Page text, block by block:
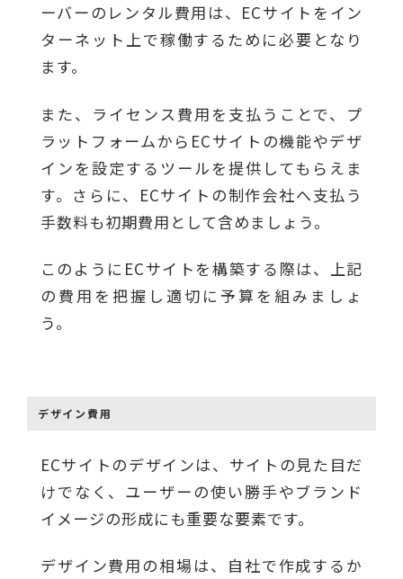
ーバーのレンタル費用は、ECサイトをイン
ターネット上で稼働するために必要となり
ます。
また、ライセンス費用を支払うことで、プ
ラットフォームからECサイトの機能やデザ
インを設定するツールを提供してもらえま
す。さらに、ECサイトの制作会社へ支払う
手数料も初期費用として含めましょう。
このようにECサイトを構築する際は、上記
の費用を把握し適切に予算を組みましょ
う。
デザイン費用
ECサイトのデザインは、サイトの見た目だ
けでなく、ユーザーの使い勝手やブランド
イメージの形成にも重要な要素です。
デザイン費用の相場は、自社で作成するか